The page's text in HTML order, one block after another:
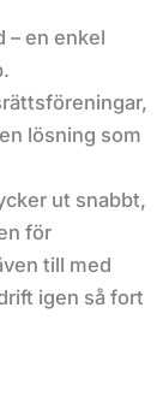
– en enkel
lösning som
ut snabbt,
för
till med
igen så fort